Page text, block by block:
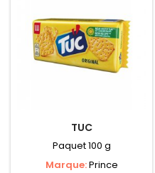
TUC
Paquet 100 g
Marque:Prince